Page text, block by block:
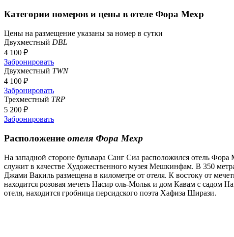
Категории номеров и цены в отеле Фора Мехр
Цены на размещение указаны за номер в сутки
Двухместный DBL
4 100 ₽
Забронировать
Двухместный TWN
4 100 ₽
Забронировать
Трехместный TRP
5 200 ₽
Забронировать
Расположение отеля Фора Мехр
На западной стороне бульвара Санг Сиа расположился отель
служит в качестве Художественного музея Мешкинфам. В 350
Джами Вакиль размещена в километре от отеля. К востоку от
находится розовая мечеть Насир оль-Мольк и дом Кавам с садом
отеля, находится гробница персидского поэта Хафиза Ширази.